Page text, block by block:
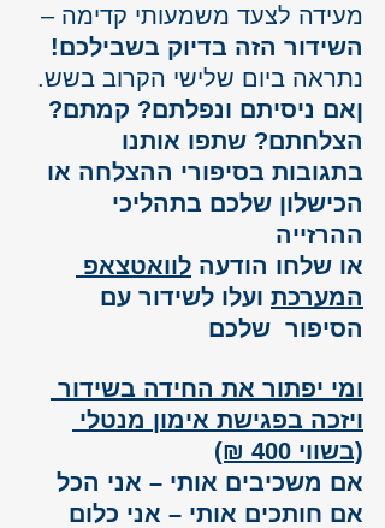
מעידה לצעד משמעותי קדימה –
השידור הזה בדיוק בשבילכם!
נתראה ביום שלישי הקרוב בשש.
ןאם ניסיתם ונפלתם? קמתם?
הצלחתם? שתפו אותנו
בתגובות בסיפורי ההצלחה או
הכישלון שלכם בתהליכי
ההרזייה
או שלחו הודעה לוואטצאפ
המערכת ועלו לשידור עם
הסיפור  שלכם
ומי יפתור את החידה בשידור
ויזכה בפגישת אימון מנטלי
(בשווי 400 ₪)
אם משכיבים אותי – אני הכל
אם חותכים אותי – אני כלום